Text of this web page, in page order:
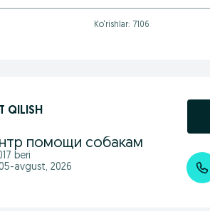
Ko‘rishlar: 7106
QILISH
помощи собакам
beri
avgust, 2026